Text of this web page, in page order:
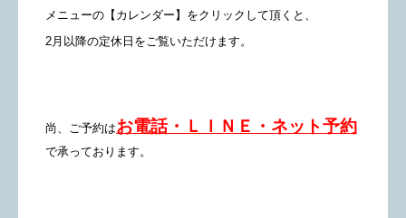
メニューの【カレンダー】をクリックして頂くと、
2月以降の定休日をご覧いただけます。
尚、ご予約はお電話・ＬＩＮＥ・ネット予約
で承っております。